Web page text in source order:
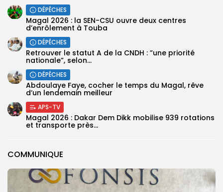
COMMUNIQUE
DÉPÊCHES
Magal 2026 : la SEN-CSU ouvre deux centres
d’enrôlement à Touba
DÉPÊCHES
Retrouver le statut A de la CNDH : ”une priorité
nationale”, selon...
DÉPÊCHES
Abdoulaye Faye, cocher le temps du Magal, rêve
d’un lendemain meilleur
APS-TV
Magal 2026 : Dakar Dem Dikk mobilise 939 rotations
et transporte près...